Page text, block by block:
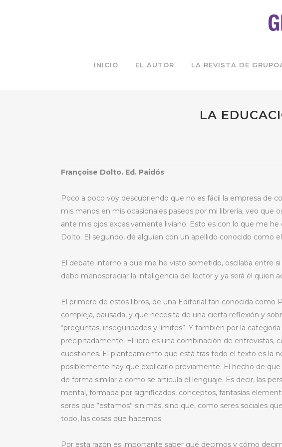
INICIO EL AUTOR LA REVISTA DE
LA
Françoise Dolto. Ed. Paidós
Poco a poco voy descubriendo que no es fácil la empresa de
mis manos en mis ocasionales paseos por mi librería, veo que
ante mis ojos excesivamente liviano. Esto es con lo que me
Dolto. El segundo, de alguien con un apellido conocido como
El debate interno a que me he visto sometido, oscilaba entre
debo menospreciar la inteligencia del lector y ya será él quien
El primero de estos libros, de una Editorial tan conocida como
compleja, pausada, y que necesita de una cierta reflexión y
“preguntas, inseguridades y límites”. Y también por la
precipitadamente. El libro es una combinación de entrevistas,
cuestiones. El planteamiento que está tras todo el texto es la
posiblemente hay que explicarlo previamente. El hecho de
de forma similar a como se articula el lenguaje. Es decir, las
mental, formada por significados, conceptos, fantasías
seres que “estamos” sin más, sino que, como seres sociales
todo, las cosas que hacemos.
Por esta razón es importante saber qué decimos y cómo